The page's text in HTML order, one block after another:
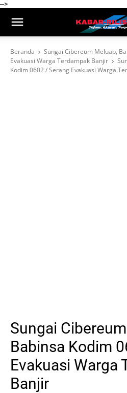
-->
Beranda
Sungai Cibereum Meluap,
Evakuasi Warga Terdampak Banjir
Kodim 0602 / Serang Evakuasi Warga
Sungai
Babinsa Kodim
Evakuasi Warga
Banjir